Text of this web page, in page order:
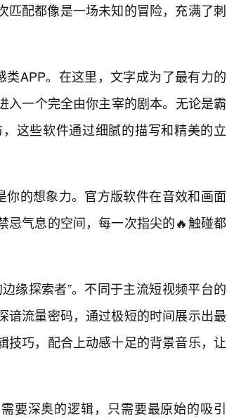
匹配都像是一场未知的冒险，充满了刺
类APP。在这里，文字成为了最有力的
入一个完全由你主宰的剧本。无论是霸
这些软件通过细腻的描写和精美的立
你的想象力。官方版软件在音效和画面
忌气息的空间，每一次指尖的🔥触碰都
缘探索者”。不同于主流短视频平台的
谙流量密码，通过极短的时间展示出最
技巧，配合上动感十足的背景音乐，让
要深奥的逻辑，只需要最原始的吸引